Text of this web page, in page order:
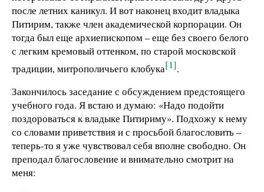
после летних каникул. И вот наконец входит владыка
Питирим, также член академической корпорации. Он
тогда был еще архиепископом – еще без своего белого
с легким кремовый оттенком, по старой московской
традиции, митрополичьего клобука[1].
Закончилось заседание с обсуждением предстоящего
учебного года. Я встаю и думаю: «Надо подойти
поздороваться к владыке Питириму». Подхожу к нему
со словами приветствия и с просьбой благословить –
теперь-то я уже чувствовал себя вполне свободно. Он
преподал благословение и внимательно смотрит на
меня: